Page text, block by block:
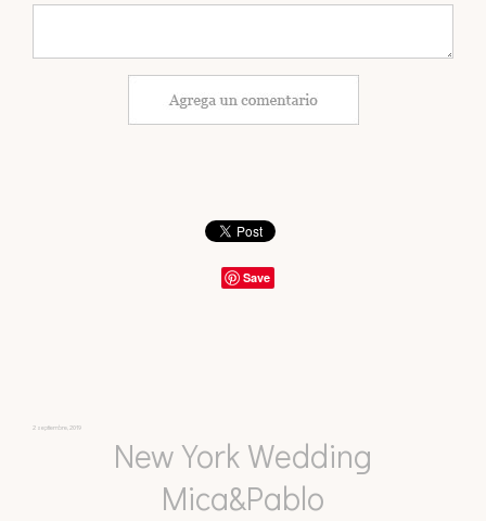
Save
2 septiembre, 2019
New York Wedding
Mica&Pablo